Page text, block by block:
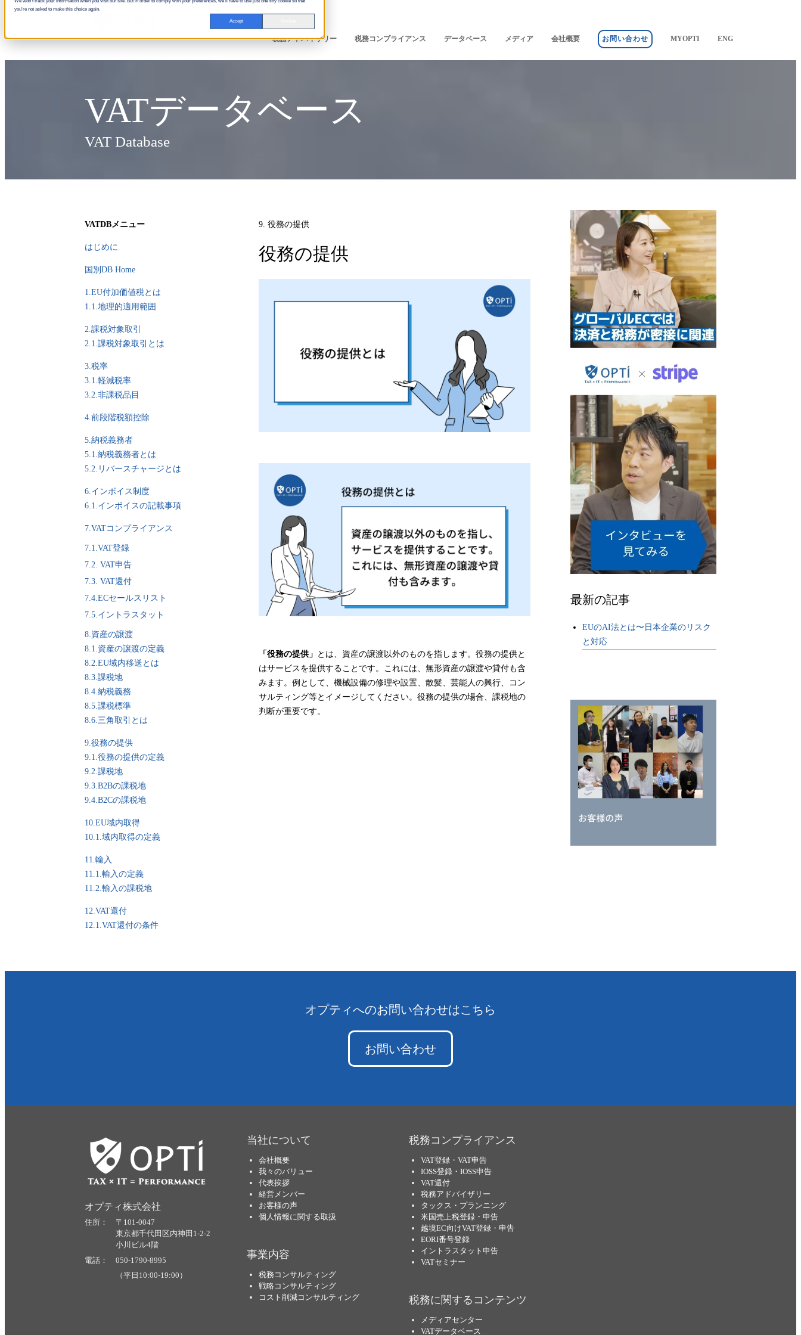
you're not asked to make this choice again.
Accept
税務アドバイザリー 税務コンプライアンス データベース メディア 会社概要 お問い合わせ MYOPTI ENG
VATデータベース
VAT Database
VATDBメニュー
はじめに
国別DB Home
1.EU付加価値税とは
1.1.地理的適用範囲
2.課税対象取引
2.1.課税対象取引とは
3.税率
3.1.軽減税率
3.2.非課税品目
4.前段階税額控除
5.納税義務者
5.1.納税義務者とは
5.2.リバースチャージとは
6.インボイス制度
6.1.インボイスの記載事項
7.VATコンプライアンス
7.1.VAT登録
7.2. VAT申告
7.3. VAT還付
7.4.ECセールスリスト
7.5.イントラスタット
8.資産の譲渡
8.1.資産の譲渡の定義
8.2.EU域内移送とは
8.3.課税地
8.4.納税義務
8.5.課税標準
8.6.三角取引とは
9.役務の提供
9.1.役務の提供の定義
9.2.課税地
9.3.B2Bの課税地
9.4.B2Cの課税地
10.EU域内取得
10.1.域内取得の定義
11.輸入
11.1.輸入の定義
11.2.輸入の課税地
12.VAT還付
12.1.VAT還付の条件
9. 役務の提供
役務の提供
「役務の提供」 とは、資産の譲渡以外のものを指します。役務の提供と
はサービスを提供することです。これには、無形資産の譲渡や貸付も含
みます。例として、機械設備の修理や設置、散髪、芸能人の興行、コン
サルティング等とイメージしてください。役務の提供の場合、課税地の
判断が重要です。
最新の記事
EUのAI法とは〜日本企業のリスク
と対応
オプティへのお問い合わせはこちら
お問い合わせ
オプティ株式会社
住所： 〒101-0047
東京都千代田区内神田1-2-2
小川ビル4階
電話： 050-1790-8995
（平日10:00-19:00）
当社について
会社概要
我々のバリュー
代表挨拶
経営メンバー
お客様の声
個人情報に関する取扱
事業内容
税務コンサルティング
戦略コンサルティング
コスト削減コンサルティング
税務コンプライアンス
VAT登録・VAT申告
IOSS登録・IOSS申告
VAT還付
税務アドバイザリー
タックス・プランニング
米国売上税登録・申告
越境EC向けVAT登録・申告
EORI番号登録
イントラスタット申告
VATセミナー
税務に関するコンテンツ
メディアセンター
VATデータベース